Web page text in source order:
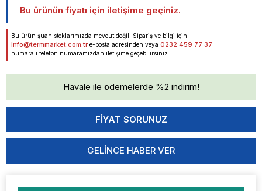
Bu ürünün fiyatı için iletişime geçiniz.
Bu ürün şuan stoklarımızda mevcut değil. Sipariş ve bilgi için
info@termmarket.com.tr e-posta adresinden veya 0232 459 77 37
numaralı telefon numaramızdan iletişime geçebilirsiniz
Havale ile ödemelerde %2 indirim!
GELINCE HABER VER